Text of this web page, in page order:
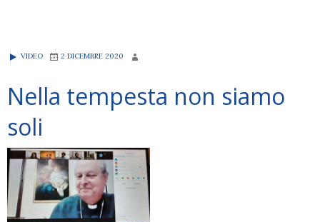
VIDEO 2 DICEMBRE 2020
Nella tempesta non siamo
soli